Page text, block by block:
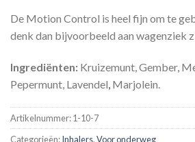
De Motion Control is heel fijn om te
denk dan bijvoorbeeld aan wagenziek
Ingrediënten: Kruizemunt, Gember,
Pepermunt, Lavendel Marjolein.
Artikelnummer:1-10-7
Categorieën:Inhalers,Voor onderweg